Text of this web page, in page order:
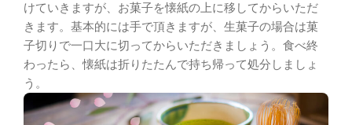
けていきますが、お菓子を懐紙の上に移してからいただ
きます。基本的には手で頂きますが、生菓子の場合は菓
子切りで一口大に切ってからいただきましょう。食べ終
わったら、懐紙は折りたたんで持ち帰って処分しましょ
う。